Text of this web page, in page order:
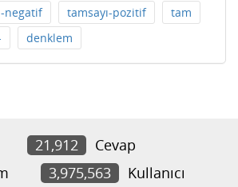
negatif tamsayı-pozitif
tam
denklem
21,912
Cevap
3,975,563 Kullanıcı